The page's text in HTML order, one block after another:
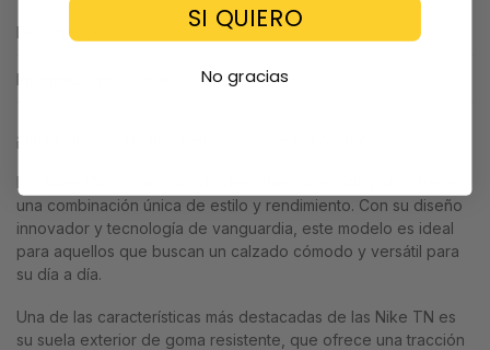
Descripción
Información adicional
¡Sin ninguna duda una de las joyas de la corona!
Las Nike TN son un calzado deportivo diseñado para ofrecer
una combinación única de estilo y rendimiento. Con su diseño
innovador y tecnología de vanguardia, este modelo es ideal
para aquellos que buscan un calzado cómodo y versátil para
su día a día.
Una de las características más destacadas de las Nike TN es
su suela exterior de goma resistente, que ofrece una tracción
SI QUIERO
No gracias